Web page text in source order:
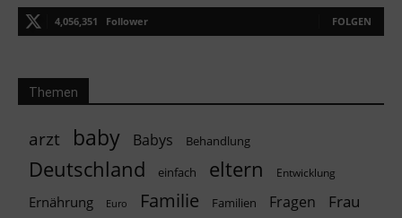
4,056,351 Follower FOLGEN
Themen
arzt baby Babys Behandlung
Deutschland einfach eltern Entwicklung
Ernährung Euro Familie Familien Fragen Frau